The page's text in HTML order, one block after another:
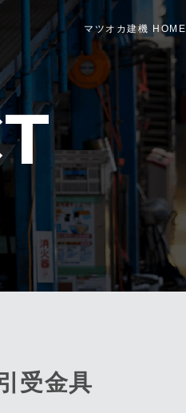
マツオカ建機 HOME
受金具